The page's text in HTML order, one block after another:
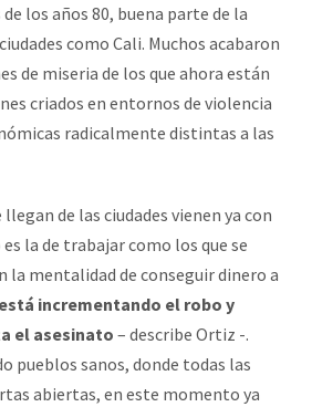
los años 80, buena parte de la
como Cali. Muchos acabaron
de miseria de los que ahora están
criados en entornos de violencia
radicalmente distintas a las
de las ciudades vienen ya con
la de trabajar como los que se
la mentalidad de conseguir dinero a
incrementando el robo y
el asesinato – describe Ortiz -.
pueblos sanos, donde todas las
abiertas, en este momento ya